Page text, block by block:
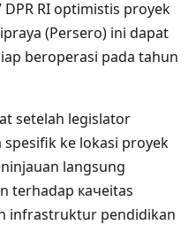
DPR RI optimistis proyek
(Persero) ini dapat
beroperasi pada tahun
setelah legislator
ke lokasi proyek
langsung
terhadap качеitas
infrastruktur pendidikan